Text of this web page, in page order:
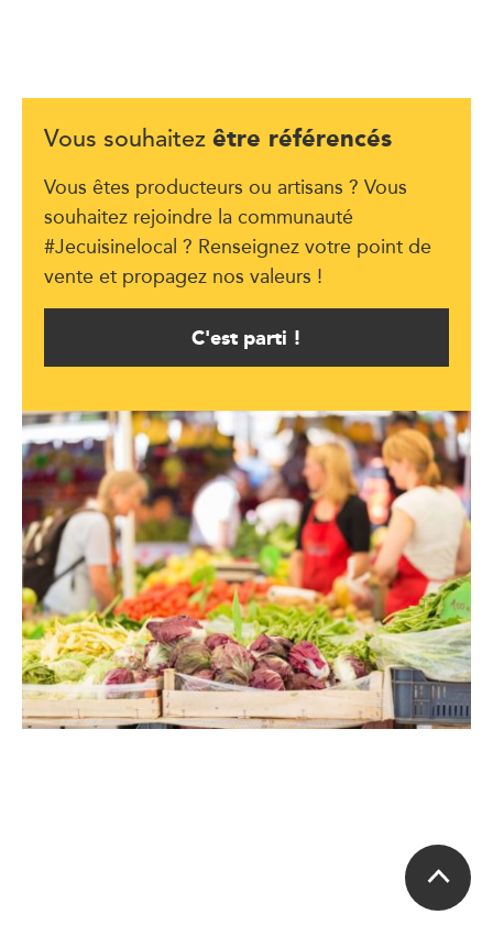
Vous souhaitez être référencés
Vous êtes producteurs ou artisans ? Vous
souhaitez rejoindre la communauté
#Jecuisinelocal ? Renseignez votre point de
vente et propagez nos valeurs !
C'est parti !